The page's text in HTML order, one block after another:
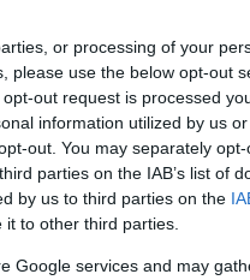
or processing of your
please use the below opt-out
out request is processed
information utilized by us
out. You may separately
parties on the IAB’s list of
by us to third parties on the
to other third parties.
Google services and may
απάντηση
τον πάπα
ενώ
εκλογή
19:14
19:12